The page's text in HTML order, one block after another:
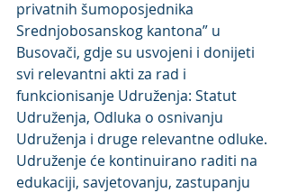
privatnih šumoposjednika
Srednjobosanskog kantona” u
Busovači, gdje su usvojeni i donijeti
svi relevantni akti za rad i
funkcionisanje Udruženja: Statut
Udruženja, Odluka o osnivanju
Udruženja i druge relevantne odluke.
Udruženje će kontinuirano raditi na
edukaciji, savjetovanju, zastupanju